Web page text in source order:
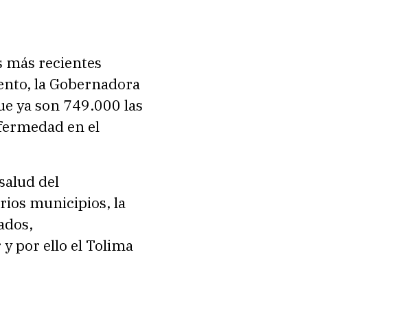
más recientes
la Gobernadora
ya son 749.000 las
en el
del
municipios, la
por ello el Tolima